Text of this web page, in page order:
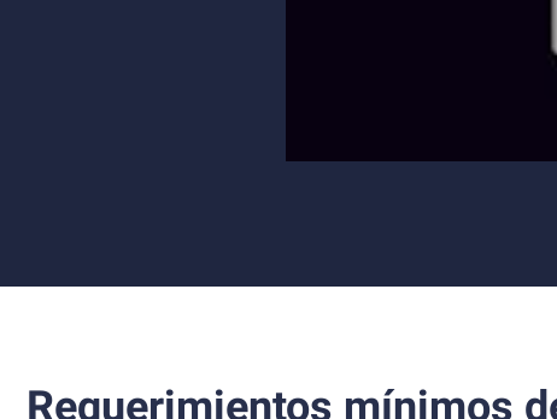
Requerimientos mínimos